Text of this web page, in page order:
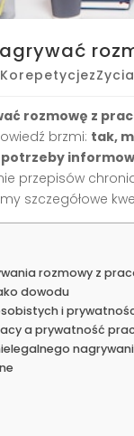
rozmowę z
brzmi: tak,
przepisów
szczegółowe
rozmowy z
dowodu
i
a prywatność